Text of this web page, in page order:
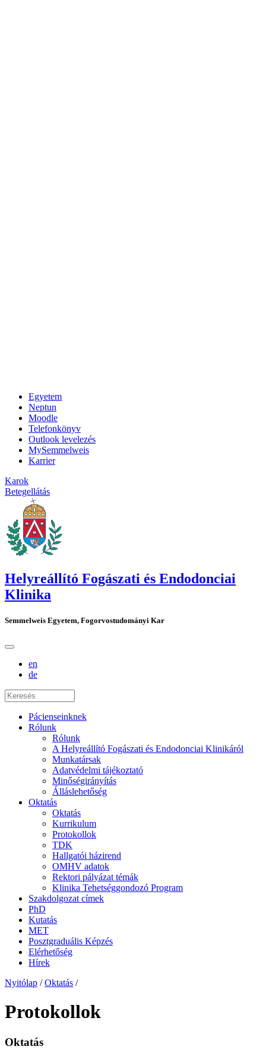
Egyetem
Neptun
Moodle
Telefonkönyv
Outlook levelezés
MySemmelweis
Karrier
Karok
Betegellátás
Helyreállító Fogászati és Endodonciai
Klinika
Semmelweis Egyetem, Fogorvostudományi Kar
en
de
Pácienseinknek
Rólunk
Rólunk
A Helyreállító Fogászati és Endodonciai Klinikáról
Munkatársak
Adatvédelmi tájékoztató
Minőségirányítás
Álláslehetőség
Oktatás
Oktatás
Kurrikulum
Protokollok
TDK
Hallgatói házirend
OMHV adatok
Rektori pályázat témák
Klinika Tehetséggondozó Program
Szakdolgozat címek
PhD
Kutatás
MET
Posztgraduális Képzés
Elérhetőség
Hírek
Nyitólap / Oktatás /
Protokollok
Oktatás